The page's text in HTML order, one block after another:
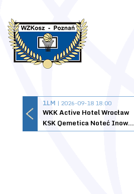
1LM | 2026-09-18 18:00
WKK Active Hotel Wrocław
KSK Qemetica Noteć Inowrocław